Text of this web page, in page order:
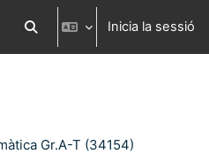
Commuta l'entrada de la cerca
Inicia la sessió
Gr.A-T (34154)